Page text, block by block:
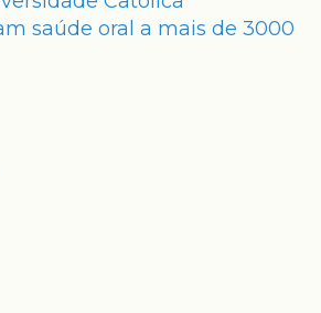
saúde oral a mais de 3000